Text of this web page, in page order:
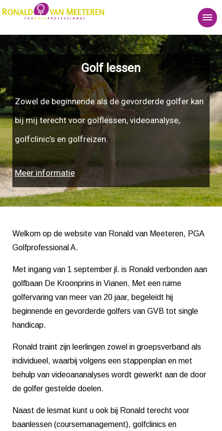
Golf lessen
Zowel de beginnende als de gevorderde golfer kan
bij mij terecht voor golflessen, videoanalyse,
golfclinic’s en golfreizen.
Meer informatie
Welkom op de website van Ronald van Meeteren, PGA
Golfprofessional A.
Met ingang van 1 september jl. is Ronald verbonden aan
golfbaan De Kroonprins in Vianen. Met een ruime
golfervaring van meer van 20 jaar, begeleidt hij
beginnende en gevorderde golfers van GVB tot single
handicap.
Ronald traint zijn leerlingen zowel in groepsverband als
individueel, waarbij volgens een stappenplan en met
behulp van videoananalyses wordt gewerkt aan de door
de golfer gestelde doelen.
Naast de lesmat kunt u ook bij Ronald terecht voor
baanlessen (coursemanagement), golfclinics en